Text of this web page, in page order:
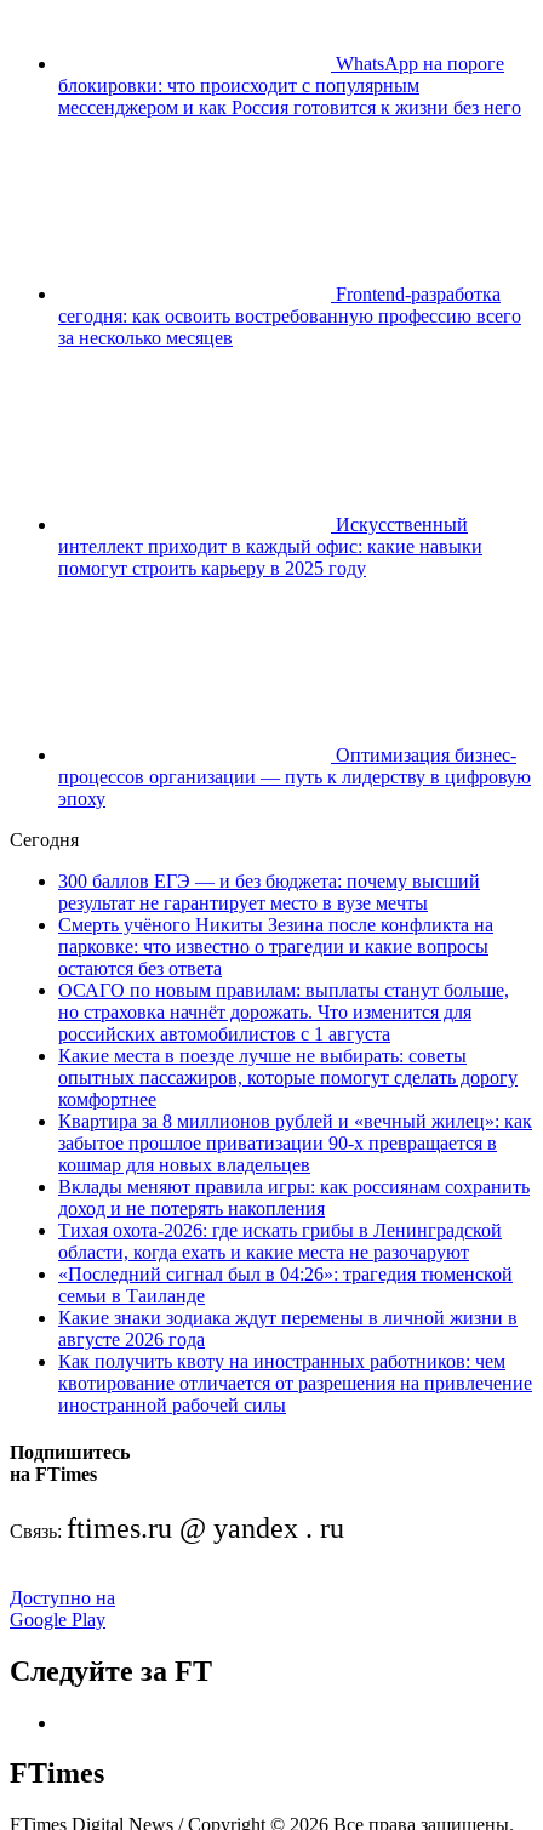
WhatsApp на пороге
блокировки: что происходит с популярным
мессенджером и как Россия готовится к жизни без него
Frontend-разработка
сегодня: как освоить востребованную профессию всего
за несколько месяцев
Искусственный
интеллект приходит в каждый офис: какие навыки
помогут строить карьеру в 2025 году
Оптимизация бизнес-
процессов организации — путь к лидерству в цифровую
эпоху
Сегодня
300 баллов ЕГЭ — и без бюджета: почему высший
результат не гарантирует место в вузе мечты
Смерть учёного Никиты Зезина после конфликта на
парковке: что известно о трагедии и какие вопросы
остаются без ответа
ОСАГО по новым правилам: выплаты станут больше,
но страховка начнёт дорожать. Что изменится для
российских автомобилистов с 1 августа
Какие места в поезде лучше не выбирать: советы
опытных пассажиров, которые помогут сделать дорогу
комфортнее
Квартира за 8 миллионов рублей и «вечный жилец»: как
забытое прошлое приватизации 90-х превращается в
кошмар для новых владельцев
Вклады меняют правила игры: как россиянам сохранить
доход и не потерять накопления
Тихая охота-2026: где искать грибы в Ленинградской
области, когда ехать и какие места не разочаруют
«Последний сигнал был в 04:26»: трагедия тюменской
семьи в Таиланде
Какие знаки зодиака ждут перемены в личной жизни в
августе 2026 года
Как получить квоту на иностранных работников: чем
квотирование отличается от разрешения на привлечение
иностранной рабочей силы
Подпишитесь
на FTimes
Связь: ftimes.ru @ yandex . ru
Доступно на
Google Play
Следуйте за FT
FTimes
FTimes Digital News / Copyright © 2026 Все права защищены.